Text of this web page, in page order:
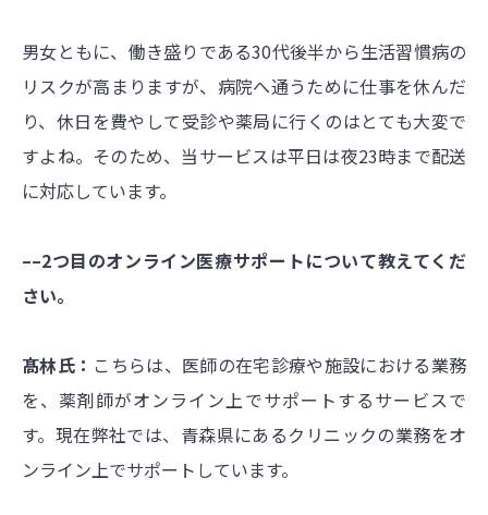
男女ともに、働き盛りである30代後半から生活習慣病の
リスクが高まりますが、病院へ通うために仕事を休んだ
り、休日を費やして受診や薬局に行くのはとても大変で
すよね。そのため、当サービスは平日は夜23時まで配送
に対応しています。
––2つ目のオンライン医療サポートについて教えてくだ
さい。
髙林氏： こちらは、医師の在宅診療や施設における業務
を、薬剤師がオンライン上でサポートするサービスで
す。現在弊社では、青森県にあるクリニックの業務をオ
ンライン上でサポートしています。